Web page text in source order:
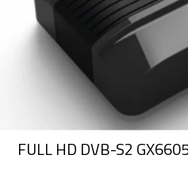
FULL HD DVB-S2